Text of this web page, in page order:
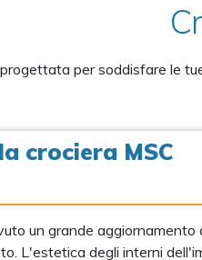
per soddisfare le
crociera MSC
un grande aggiornamento
L'estetica degli interni